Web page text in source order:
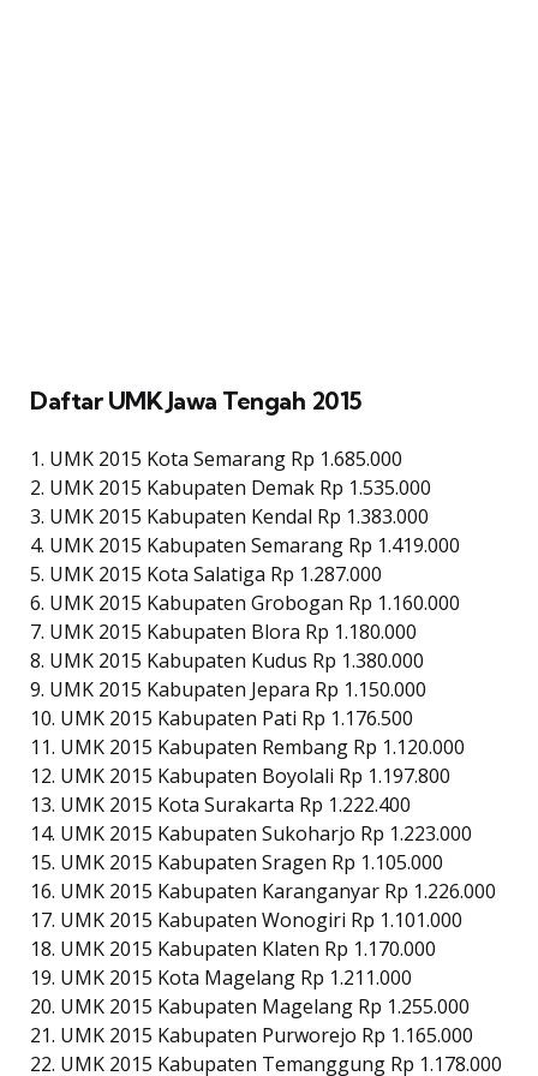
Daftar UMK Jawa Tengah 2015
1. UMK 2015 Kota Semarang Rp 1.685.000
2. UMK 2015 Kabupaten Demak Rp 1.535.000
3. UMK 2015 Kabupaten Kendal Rp 1.383.000
4. UMK 2015 Kabupaten Semarang Rp 1.419.000
5. UMK 2015 Kota Salatiga Rp 1.287.000
6. UMK 2015 Kabupaten Grobogan Rp 1.160.000
7. UMK 2015 Kabupaten Blora Rp 1.180.000
8. UMK 2015 Kabupaten Kudus Rp 1.380.000
9. UMK 2015 Kabupaten Jepara Rp 1.150.000
10. UMK 2015 Kabupaten Pati Rp 1.176.500
11. UMK 2015 Kabupaten Rembang Rp 1.120.000
12. UMK 2015 Kabupaten Boyolali Rp 1.197.800
13. UMK 2015 Kota Surakarta Rp 1.222.400
14. UMK 2015 Kabupaten Sukoharjo Rp 1.223.000
15. UMK 2015 Kabupaten Sragen Rp 1.105.000
16. UMK 2015 Kabupaten Karanganyar Rp 1.226.000
17. UMK 2015 Kabupaten Wonogiri Rp 1.101.000
18. UMK 2015 Kabupaten Klaten Rp 1.170.000
19. UMK 2015 Kota Magelang Rp 1.211.000
20. UMK 2015 Kabupaten Magelang Rp 1.255.000
21. UMK 2015 Kabupaten Purworejo Rp 1.165.000
22. UMK 2015 Kabupaten Temanggung Rp 1.178.000